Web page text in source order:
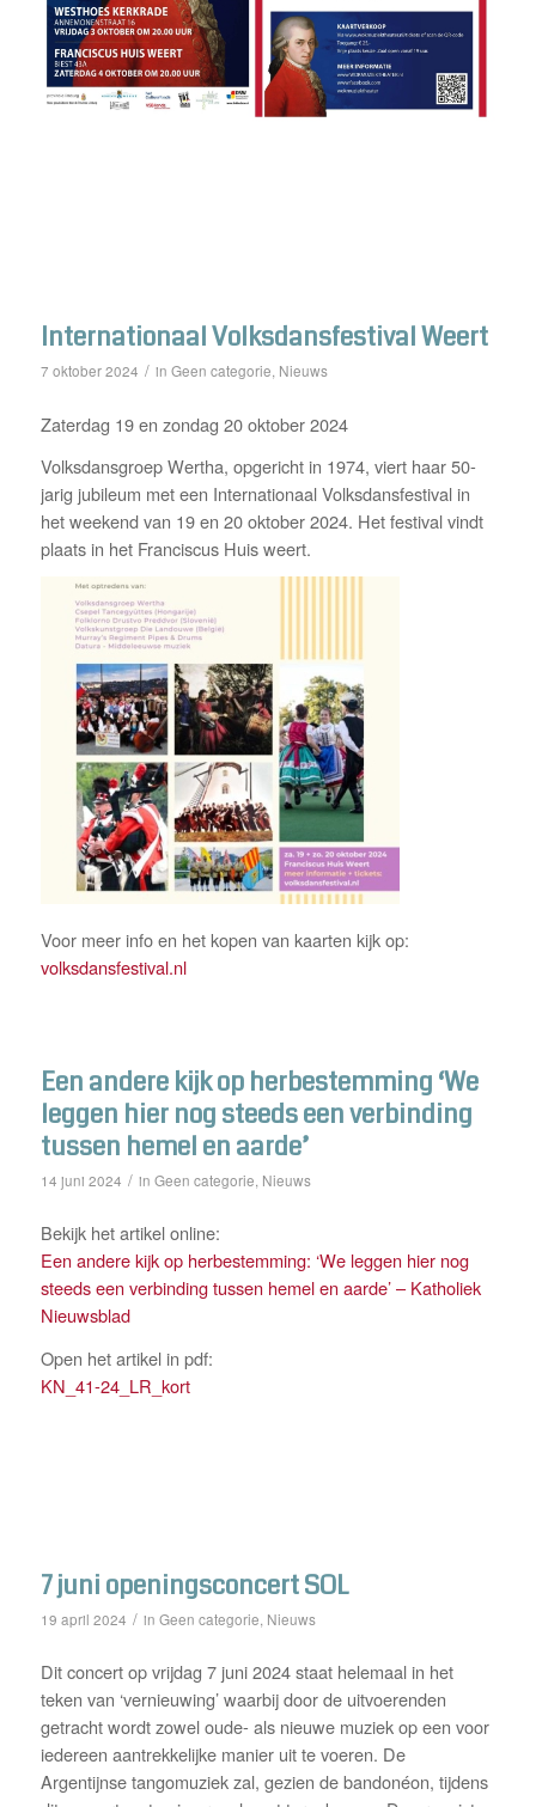
Internationaal Volksdansfestival Weert
7 oktober 2024 / in Geen categorie, Nieuws
Zaterdag 19 en zondag 20 oktober 2024
Volksdansgroep Wertha, opgericht in 1974, viert haar 50-
jarig jubileum met een Internationaal Volksdansfestival in
het weekend van 19 en 20 oktober 2024. Het festival vindt
plaats in het Franciscus Huis weert.
Voor meer info en het kopen van kaarten kijk op:
volksdansfestival.nl
Een andere kijk op herbestemming ‘We
leggen hier nog steeds een verbinding
tussen hemel en aarde’
14 juni 2024 / in Geen categorie, Nieuws
Bekijk het artikel online:
Een andere kijk op herbestemming: ‘We leggen hier nog
steeds een verbinding tussen hemel en aarde’ – Katholiek
Nieuwsblad
Open het artikel in pdf:
KN_41-24_LR_kort
7 juni openingsconcert SOL
19 april 2024 / in Geen categorie, Nieuws
Dit concert op vrijdag 7 juni 2024 staat helemaal in het
teken van ‘vernieuwing’ waarbij door de uitvoerenden
getracht wordt zowel oude- als nieuwe muziek op een voor
iedereen aantrekkelijke manier uit te voeren. De
Argentijnse tangomuziek zal, gezien de bandonéon, tijdens